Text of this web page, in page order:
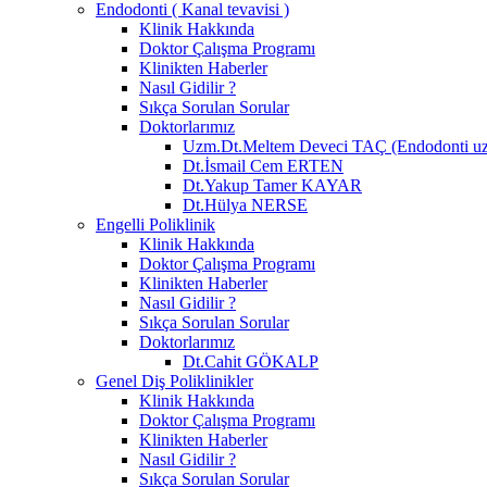
Endodonti ( Kanal tevavisi )
Klinik Hakkında
Doktor Çalışma Programı
Klinikten Haberler
Nasıl Gidilir ?
Sıkça Sorulan Sorular
Doktorlarımız
Uzm.Dt.Meltem Deveci TAÇ (Endodonti
Dt.İsmail Cem ERTEN
Dt.Yakup Tamer KAYAR
Dt.Hülya NERSE
Engelli Poliklinik
Klinik Hakkında
Doktor Çalışma Programı
Klinikten Haberler
Nasıl Gidilir ?
Sıkça Sorulan Sorular
Doktorlarımız
Dt.Cahit GÖKALP
Genel Diş Poliklinikler
Klinik Hakkında
Doktor Çalışma Programı
Klinikten Haberler
Nasıl Gidilir ?
Sıkça Sorulan Sorular